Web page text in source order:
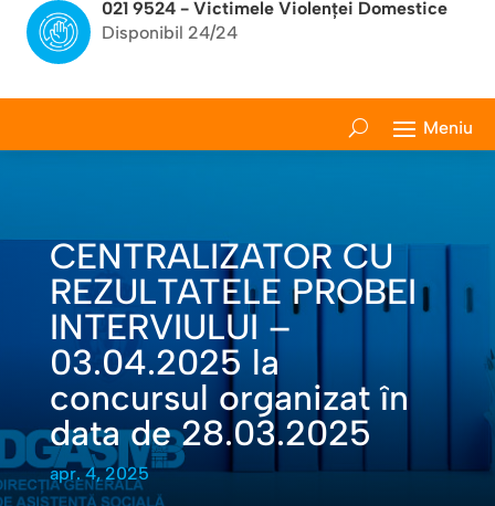
021 9524 - Victimele Violenței Domestice
Disponibil 24/24
CENTRALIZATOR CU
REZULTATELE PROBEI
INTERVIULUI –
03.04.2025 la
concursul organizat în
data de 28.03.2025
apr. 4, 2025